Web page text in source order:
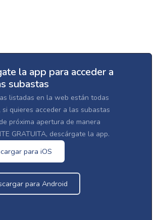
la app para acceder a
subastas
listadas en la web están todas
si quieres acceder a las subastas
próxima apertura de manera
GRATUITA, descárgate la app.
para iOS
para Android